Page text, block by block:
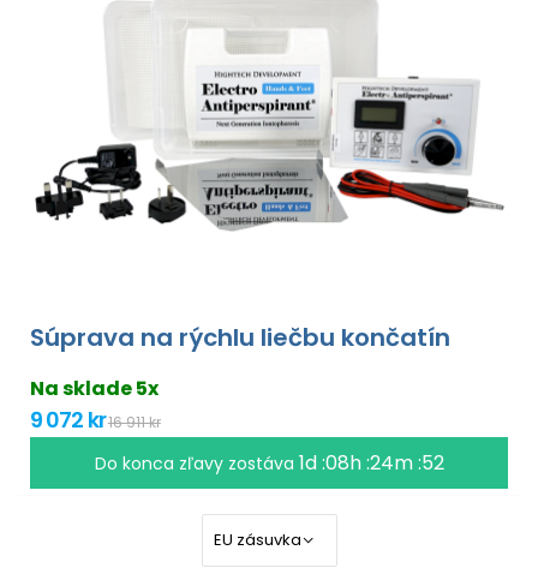
Súprava na rýchlu liečbu končatín
Na sklade 5x
9 072 kr16 911 kr
Do konca zľavy zostáva1d :08h :24m :51